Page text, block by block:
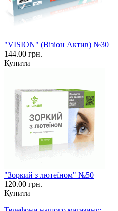
"VISION" (Візіон Актив) №30
144.00 грн.
Купити
"Зоркий з лютеїном" №50
120.00 грн.
Купити